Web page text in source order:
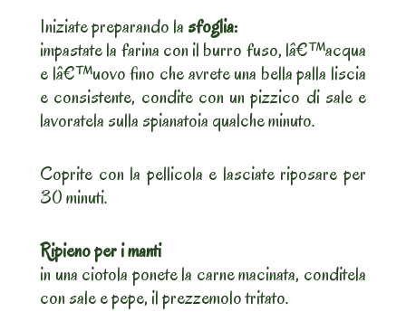
Iniziate preparando la sfoglia:
impastate la farina con il burro fuso, lâ€™acqua
e lâ€™uovo fino che avrete una bella palla liscia
e consistente, condite con un pizzico di sale e
lavoratela sulla spianatoia qualche minuto.
Coprite con la pellicola e lasciate riposare per
30 minuti.
Ripieno per i manti
in una ciotola ponete la carne macinata, conditela
con sale e pepe, il prezzemolo tritato.